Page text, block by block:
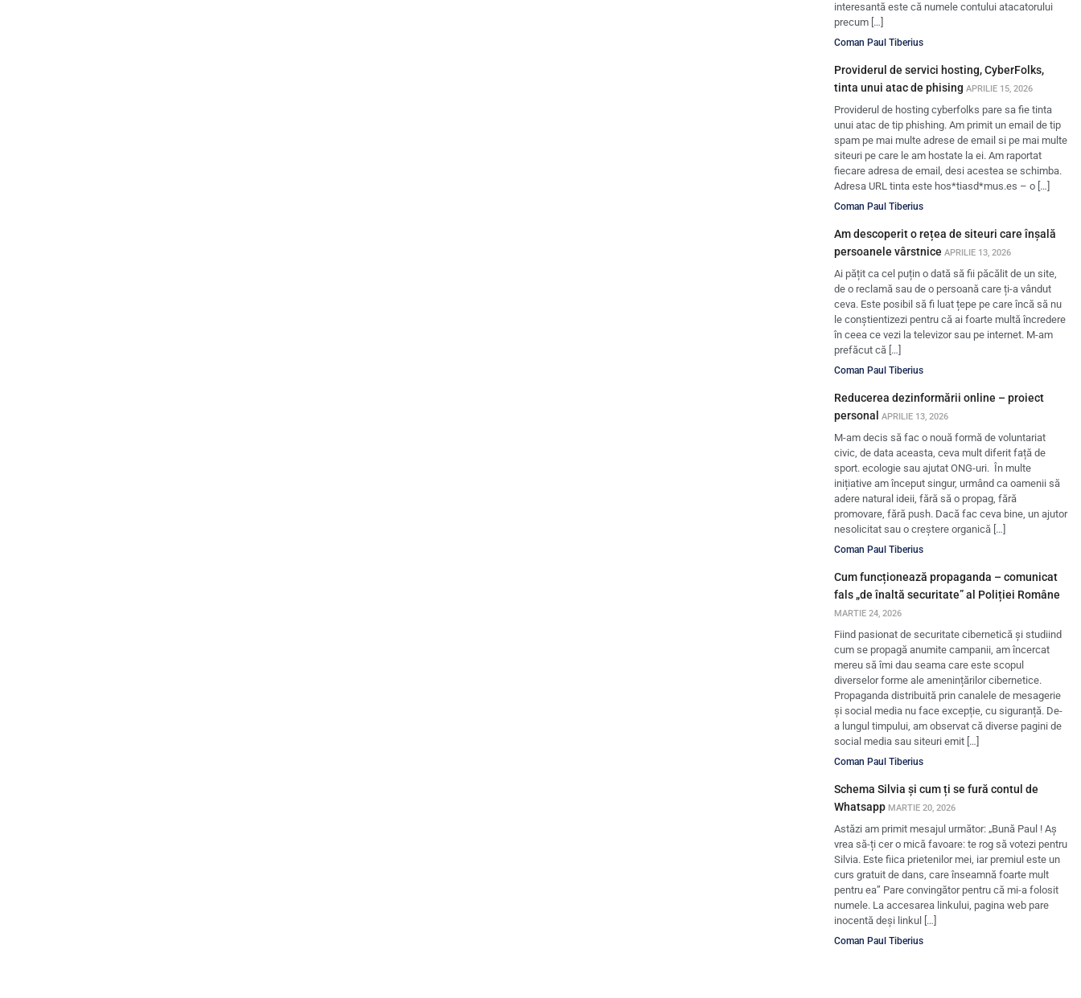
interesantă este că numele contului atacatorului
precum […]
Coman Paul Tiberius
Providerul de servici hosting, CyberFolks,
tinta unui atac de phising APRILIE 15, 2026
Providerul de hosting cyberfolks pare sa fie tinta
unui atac de tip phishing. Am primit un email de tip
spam pe mai multe adrese de email si pe mai multe
siteuri pe care le am hostate la ei. Am raportat
fiecare adresa de email, desi acestea se schimba.
Adresa URL tinta este hos*tiasd*mus.es – o […]
Coman Paul Tiberius
Am descoperit o rețea de siteuri care înșală
persoanele vârstnice APRILIE 13, 2026
Ai pățit ca cel puțin o dată să fii păcălit de un site,
de o reclamă sau de o persoană care ți-a vândut
ceva. Este posibil să fi luat țepe pe care încă să nu
le conștientizezi pentru că ai foarte multă încredere
în ceea ce vezi la televizor sau pe internet. M-am
prefăcut că […]
Coman Paul Tiberius
Reducerea dezinformării online – proiect
personal
APRILIE 13, 2026
M-am decis să fac o nouă formă de voluntariat
civic, de data aceasta, ceva mult diferit față de
sport. ecologie sau ajutat ONG-uri. În multe
inițiative am început singur, urmând ca oamenii să
adere natural ideii, fără să o propag, fără
promovare, fără push. Dacă fac ceva bine, un ajutor
nesolicitat sau o creștere organică […]
Coman Paul Tiberius
Cum funcționează propaganda – comunicat
fals „de înaltă securitate” al Poliției Române
MARTIE 24, 2026
Fiind pasionat de securitate cibernetică și studiind
cum se propagă anumite campanii, am încercat
mereu să îmi dau seama care este scopul
diverselor forme ale amenințărilor cibernetice.
Propaganda distribuită prin canalele de mesagerie
și social media nu face excepție, cu siguranță. De-
a lungul timpului, am observat că diverse pagini de
social media sau siteuri emit […]
Coman Paul Tiberius
Schema Silvia și cum ți se fură contul de
Whatsapp MARTIE 20, 2026
Astăzi am primit mesajul următor: „Bună Paul ! Aș
vrea să-ți cer o mică favoare: te rog să votezi pentru
Silvia. Este fiica prietenilor mei, iar premiul este un
curs gratuit de dans, care înseamnă foarte mult
pentru ea” Pare convingător pentru că mi-a folosit
numele. La accesarea linkului, pagina web pare
inocentă deși linkul […]
Coman Paul Tiberius